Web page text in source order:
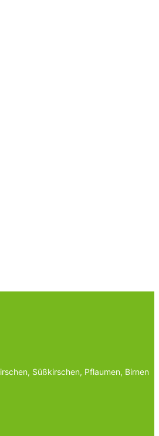
Süßkirschen, Pflaumen, Birnen